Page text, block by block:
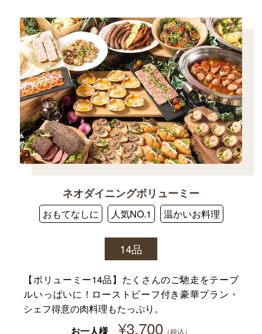
ネオダイニングボリューミー
おもてなしに 人気NO.1 温かいお料理
14品
【ボリューミー14品】たくさんのご馳走をテーブ
ルいっぱいに！ローストビーフ付き豪華プラン・
シェフ得意の肉料理もたっぷり。
お一人様
¥3,700